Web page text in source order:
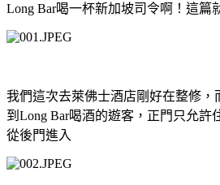
Long Bar喝一杯新加坡司令啊！這篇
我們這次去萊佛士酒店剛好在整修，
到 Long Bar喝酒的遊客，正門只允許
從後門進入